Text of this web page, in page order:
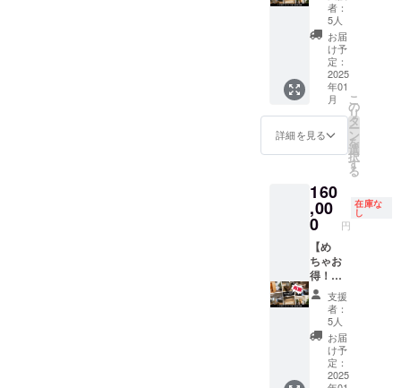
ouse_n
akijin ※
最大６
名まで
宿泊可
能で
す。 ※
日程は
要相談
※有効期
年1月〜
12月末
※旅館業
許可
北保第
R5-88
号 ※同
じリ
ターン
追加す
る場
合、1回
目の時
より値
上げし
得とな
りま
す。
『サウ
ナハウ
ス今帰
仁』に
みんな
で泊
まっ
ば』に
みんな
で行っ
てみま
せん
か？？
サウナ
ハウス
公式イ
ンスタ
グラム☟
https://
www.in
stagra
所等、
詳細は
メール
にてご
相談さ
せてい
ただき
ます
は沖縄
エリア
で実施
予定 ※
有効期
限2025
年1月〜
2027年
2月末日
まで ※
現地ま
費交通
費はご
自身に
てご負
担くだ
さいま
せ ※日
程や場
所等、
詳細は
メール
にてご
相談さ
せてい
泊3日宿
泊権】
『石垣
島に行
くの
は、こ
のホテ
ルに泊
まるた
め！』
と言っ
えるほ
どの素
敵なホ
テルの
宿泊権
利をご
用意し
まし
た。
［例え
ば週末
に5名で
ご利用
の場
者：
5人
お届
け予
定：
2025
年01
月
詳細を見る
こ
の
リ
タ
ー
ン
を
選
択
す
る
160
,00
0 円
在庫な
し
【め
ちゃお
得！！
730HO
TELS.2
泊3日宿
泊権
②】
『石垣
島に行
支援
者：
5人
お届
け予
定：
2025